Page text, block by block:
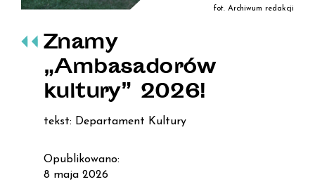
fot. Archiwum redakcji
Znamy
„Ambasadorów
kultury” 2026!
tekst: Departament Kultury
Opublikowano:
8 maja 2026